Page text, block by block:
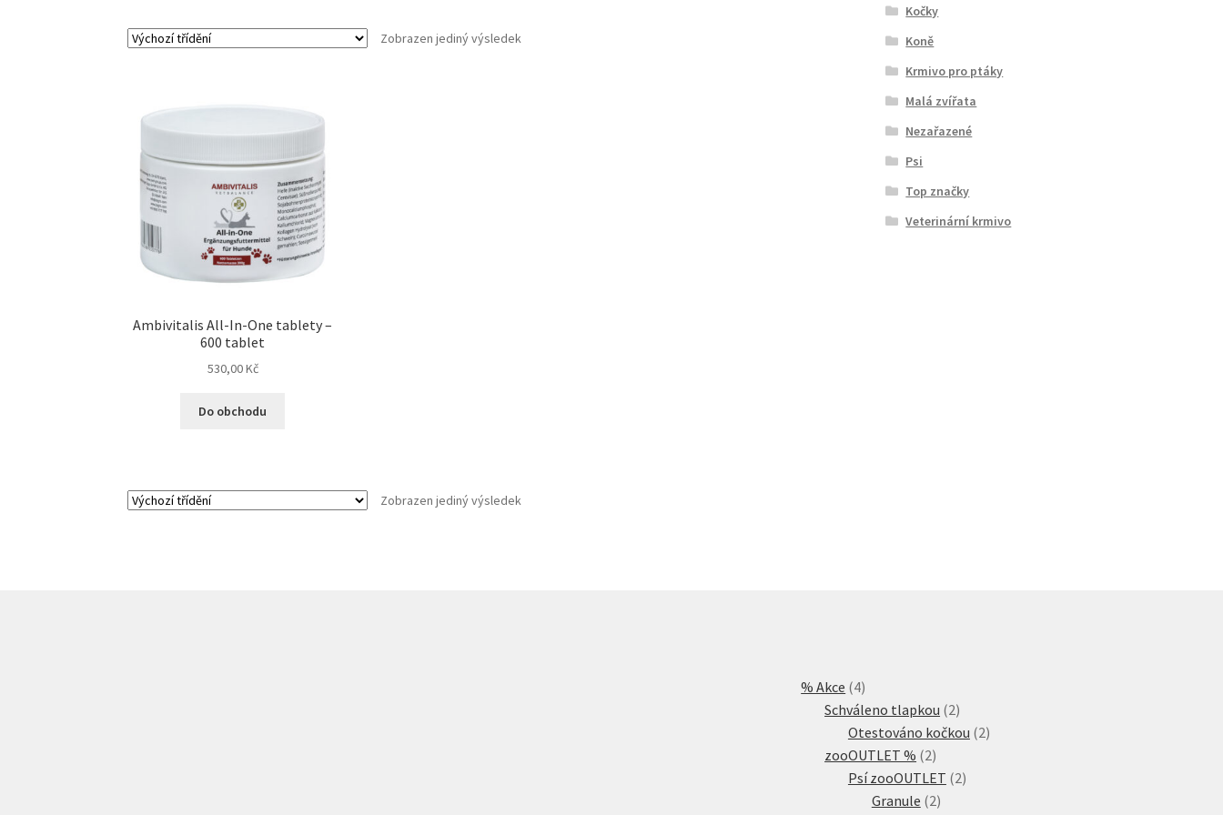
Zobrazen jediný výsledek
Ambivitalis All-In-One tablety –
600 tablet
530,00Kč
Do obchodu
Zobrazen jediný výsledek
Kočky
Koně
Krmivo pro ptáky
Malá zvířata
Nezařazené
Psi
Top značky
Veterinární krmivo
% Akce 44
produkty
Schváleno tlapkou 22
produkty
Otestováno kočkou 22
zooOUTLET % 22
produkty
Psí zooOUTLET 22
Granule 22